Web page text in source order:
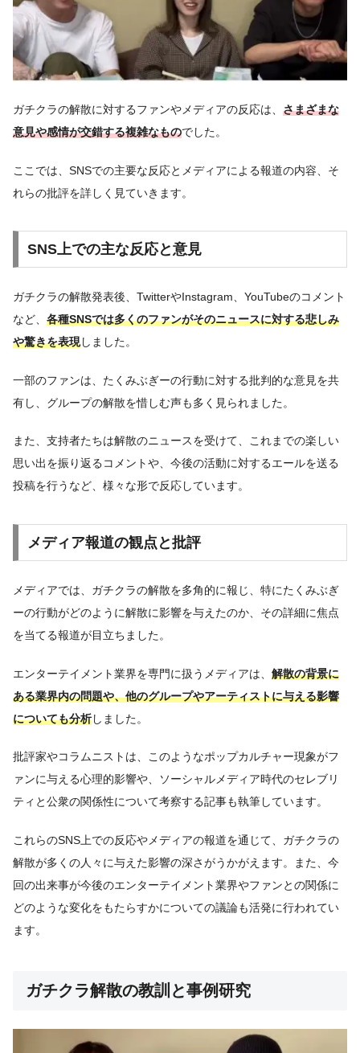
ガチクラの解散に対するファンやメディアの反応は、 さまざまな
意見や感情が交錯する複雑なものでした。
ここでは、SNSでの主要な反応とメディアによる報道の内容、そ
れらの批評を詳しく見ていきます。
SNS上での主な反応と意見
ガチクラの解散発表後、TwitterやInstagram、YouTubeのコメント
など、 各種SNSでは多くのファンがそのニュースに対する悲しみ
や驚きを表現しました。
一部のファンは、たくみぶぎーの行動に対する批判的な意見を共
有し、グループの解散を惜しむ声も多く見られました。
また、支持者たちは解散のニュースを受けて、これまでの楽しい
思い出を振り返るコメントや、今後の活動に対するエールを送る
投稿を行うなど、様々な形で反応しています。
メディア報道の観点と批評
メディアでは、ガチクラの解散を多角的に報じ、特にたくみぶぎ
ーの行動がどのように解散に影響を与えたのか、その詳細に焦点
を当てる報道が目立ちました。
エンターテイメント業界を専門に扱うメディアは、 解散の背景に
ある業界内の問題や、他のグループやアーティストに与える影響
についても分析しました。
批評家やコラムニストは、このようなポップカルチャー現象がフ
ァンに与える心理的影響や、ソーシャルメディア時代のセレブリ
ティと公衆の関係性について考察する記事も執筆しています。
これらのSNS上での反応やメディアの報道を通じて、ガチクラの
解散が多くの人々に与えた影響の深さがうかがえます。また、今
回の出来事が今後のエンターテイメント業界やファンとの関係に
どのような変化をもたらすかについての議論も活発に行われてい
ます。
ガチクラ解散の教訓と事例研究